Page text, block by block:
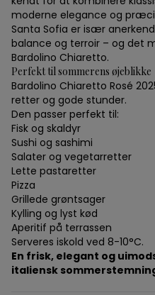
moderne elegance og
Santa Sofia er især
balance og terroir – og det
Bardolino Chiaretto.
Perfekt til sommerens øjeblikke
Bardolino Chiaretto Rosé
retter og gode stunder.
Den passer perfekt til:
Fisk og skaldyr
Sushi og sashimi
Salater og vegetarretter
Lette pastaretter
Pizza
Grillede grøntsager
Kylling og lyst kød
Aperitif på terrassen
Serveres iskold ved 8-10°C.
En frisk, elegant og
italiensk